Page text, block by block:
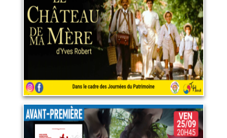
LIRE PLUS
Irréalisable
25 septembre 2026